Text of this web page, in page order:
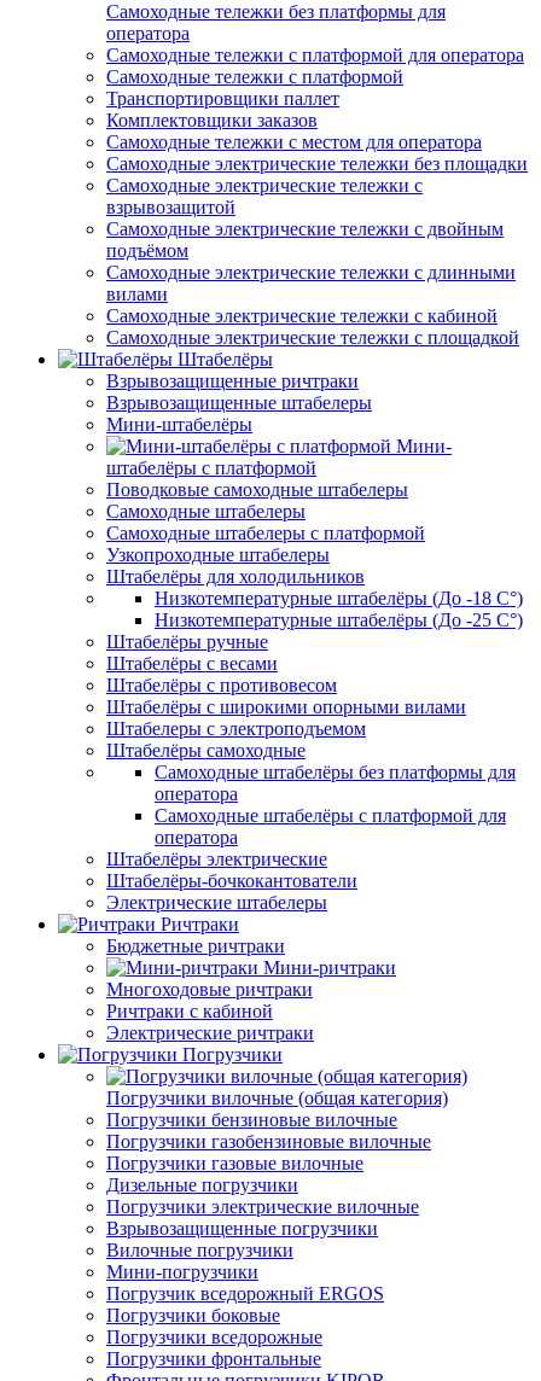
Самоходные тележки без платформы для
оператора
Самоходные тележки с платформой для оператора
Самоходные тележки с платформой
Транспортировщики паллет
Комплектовщики заказов
Самоходные тележки с местом для оператора
Самоходные электрические тележки без площадки
Самоходные электрические тележки с
взрывозащитой
Самоходные электрические тележки с двойным
подъёмом
Самоходные электрические тележки с длинными
вилами
Самоходные электрические тележки с кабиной
Самоходные электрические тележки с площадкой
Штабелёры
Взрывозащищенные ричтраки
Взрывозащищенные штабелеры
Мини-штабелёры
Мини-
штабелёры с платформой
Поводковые самоходные штабелеры
Самоходные штабелеры
Самоходные штабелеры с платформой
Узкопроходные штабелеры
Штабелёры для холодильников
Низкотемпературные штабелёры (До -18 C°)
Низкотемпературные штабелёры (До -25 C°)
Штабелёры ручные
Штабелёры с весами
Штабелёры с противовесом
Штабелёры с широкими опорными вилами
Штабелеры с электроподъемом
Штабелёры самоходные
Самоходные штабелёры без платформы для
оператора
Самоходные штабелёры с платформой для
оператора
Штабелёры электрические
Штабелёры-бочкокантователи
Электрические штабелеры
Ричтраки
Бюджетные ричтраки
Мини-ричтраки
Многоходовые ричтраки
Ричтраки с кабиной
Электрические ричтраки
Погрузчики
Погрузчики вилочные (общая категория)
Погрузчики бензиновые вилочные
Погрузчики газобензиновые вилочные
Погрузчики газовые вилочные
Дизельные погрузчики
Погрузчики электрические вилочные
Взрывозащищенные погрузчики
Вилочные погрузчики
Мини-погрузчики
Погрузчик вседорожный ERGOS
Погрузчики боковые
Погрузчики вседорожные
Погрузчики фронтальные